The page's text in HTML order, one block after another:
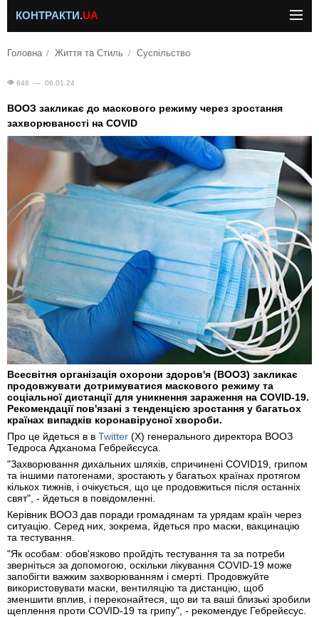
КОНТРАКТИ.UA
Головна Життя та Стиль Суспільство
848 — 06.01.24
ВООЗ закликає до маскового режиму через зростання
захворюваності на COVID
Всесвітня організація охорони здоров'я (ВООЗ) закликає
продовжувати дотримуватися маскового режиму та
соціальної дистанції для уникнення зараження на COVID-19.
Рекомендації пов'язані з тенденцією зростання у багатьох
країнах випадків коронавірусної хвороби.
Про це йдеться в в Twitter (X) генерального директора ВООЗ
Тедроса Адханома Гебрейєсуса.
"Захворювання дихальних шляхів, спричинені COVID19, грипом
та іншими патогенами, зростають у багатьох країнах протягом
кількох тижнів, і очікується, що це продовжиться після останніх
свят", - йдеться в повідомленні.
Керівник ВООЗ дав поради громадянам та урядам країн через
ситуацію. Серед них, зокрема, йдеться про маски, вакцинацію
та тестування.
"Як особам: обов'язково пройдіть тестування та за потреби
зверніться за допомогою, оскільки лікування COVID-19 може
запобігти важким захворюванням і смерті. Продовжуйте
використовувати маски, вентиляцію та дистанцію, щоб
зменшити вплив, і переконайтеся, що ви та ваші близькі зробили
щеплення проти COVID-19 та грипу", - рекомендує Гебрейєсус.